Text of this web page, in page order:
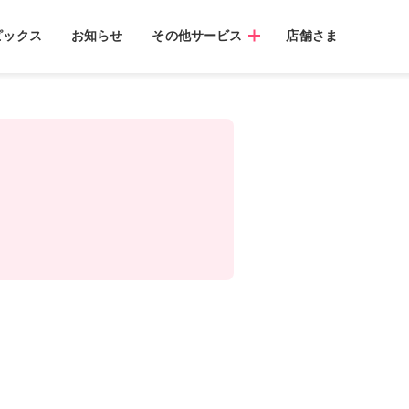
ックス お知らせ その他サービス 店舗さま